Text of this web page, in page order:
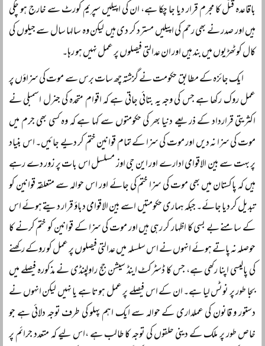
باقاعدہ قتل کا مجرم قرار دیا جا چکا ہے، ان کی اپیلیں سپریم کورٹ سے خارج ہو چکی
ہیں اور صدر نے بھی رحم کی اپیلیں مسترد کر دی ہیں لیکن وہ سالہا سال سے جیلوں کی
کال کوٹھڑیوں میں بند ہیں اور ان عدالتی فیصلوں پر عمل نہیں ہو رہا۔
ایک جائزہ کے مطابق حکومت نے گزشتہ چھ سات برس سے موت کی سزاؤں پر
عمل روک رکھا ہے جس کی وجہ یہ بتائی جاتی ہے کہ اقوام متحدہ کی جنرل اسمبلی نے
اکثریتی قرارداد کے ذریعے دنیا بھر کی حکومتوں سے کہا ہے کہ وہ کسی بھی جرم میں
موت کی سزا نہ دیں اور موت کی سزا کے تمام قوانین ختم کر دیے جائیں۔ اس بنیاد
پر بہت سے بین الاقوامی ادارے اور این جی اوز مسلسل اس بات پر زور دے رہے
ہیں کہ پاکستان میں بھی موت کی سزا ختم کی جائے اور اس حوالہ سے متعلقہ قوانین کو
تبدیل کر دیا جائے۔ جبکہ ہماری حکومتیں اسے بین الاقوامی دباؤ قرار دیتے ہوئے اس
کے سامنے بے بسی کا اظہار کر رہی ہیں اور موت کی سزا کے قوانین کو ختم کرنے کا
حوصلہ نہ پاتے ہوئے انہوں نے اس سلسلہ میں عدالتی فیصلوں پر عمل کو روکے رکھنے
کی پالیسی اپنا رکھی ہے، جس کا ڈسٹرکٹ اینڈ سیشن جج راولپنڈی نے مذکورہ فیصلے میں
بجا طور پر نوٹس لیا ہے۔ ان کے اس فیصلے پر عمل ہوتا ہے یا نہیں لیکن انہوں نے
دستور و قانون کی عملداری کے حوالہ سے ایک اہم پہلو کی طرف توجہ دلائی ہے جو
خاص طور پر ملک کے دینی حلقوں کی توجہ کا طالب ہے ،اس لیے کہ متعدد جرائم پر